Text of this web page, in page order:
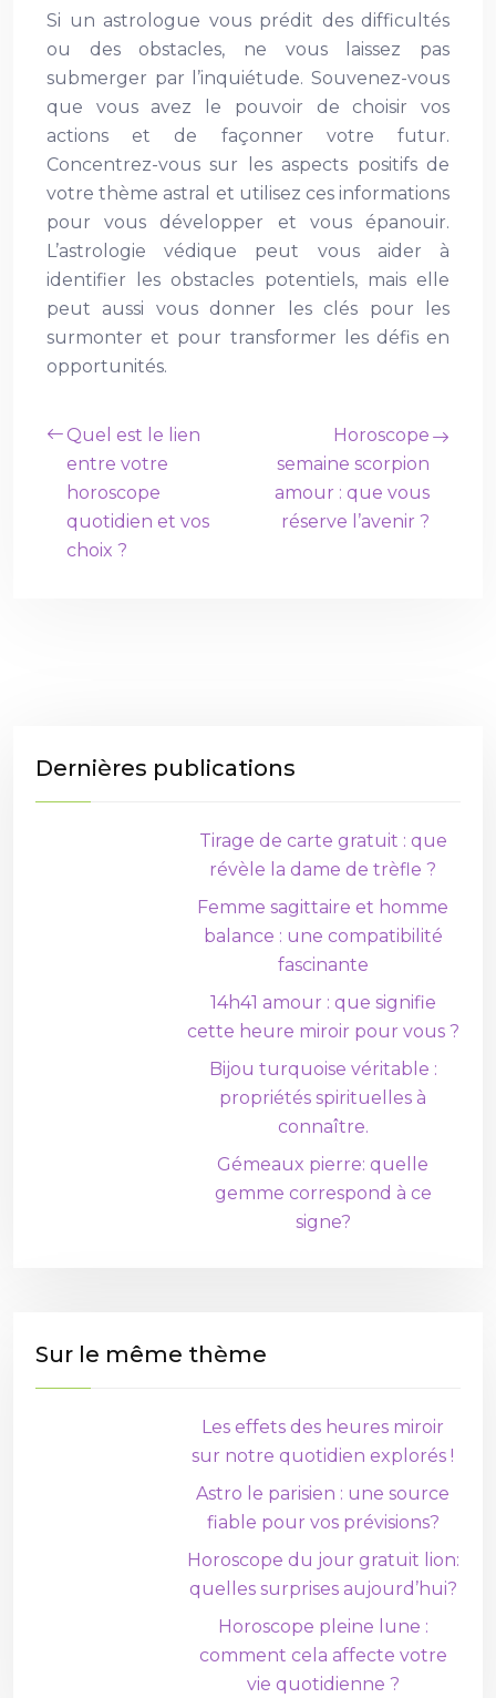
Si un astrologue vous prédit des difficultés
ou des obstacles, ne vous laissez pas
submerger par l’inquiétude. Souvenez-vous
que vous avez le pouvoir de choisir vos
actions et de façonner votre futur.
Concentrez-vous sur les aspects positifs de
votre thème astral et utilisez ces informations
pour vous développer et vous épanouir.
L’astrologie védique peut vous aider à
identifier les obstacles potentiels, mais elle
peut aussi vous donner les clés pour les
surmonter et pour transformer les défis en
opportunités.
Quel est le lien
entre votre
horoscope
quotidien et vos
choix ?
Horoscope
semaine scorpion
amour : que vous
réserve l’avenir ?
Dernières publications
Tirage de carte gratuit : que
révèle la dame de trèfle ?
Femme sagittaire et homme
balance : une compatibilité
fascinante
14h41 amour : que signifie
cette heure miroir pour vous ?
Bijou turquoise véritable :
propriétés spirituelles à
connaître.
Gémeaux pierre: quelle
gemme correspond à ce
signe?
Sur le même thème
Les effets des heures miroir
sur notre quotidien explorés !
Astro le parisien : une source
fiable pour vos prévisions?
Horoscope du jour gratuit lion:
quelles surprises aujourd’hui?
Horoscope pleine lune :
comment cela affecte votre
vie quotidienne ?